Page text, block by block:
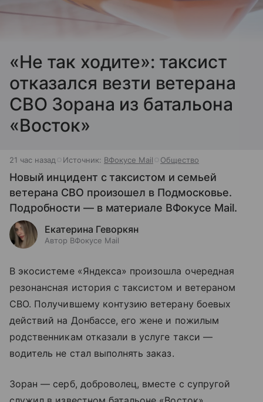
«Не так ходите»: таксист
отказался везти ветерана
СВО Зорана из батальона
«Восток»
21 час назад Источник: ВФокусе Mail Общество
Новый инцидент с таксистом и семьей
ветерана СВО произошел в Подмосковье.
Подробности — в материале ВФокусе Mail.
Екатерина Геворкян
Автор ВФокусе Mail
В экосистеме «Яндекса» произошла очередная
резонансная история с таксистом и ветераном
СВО. Получившему контузию ветерану боевых
действий на Донбассе, его жене и пожилым
родственникам отказали в услуге такси —
водитель не стал выполнять заказ.
Зоран — серб, доброволец, вместе с супругой